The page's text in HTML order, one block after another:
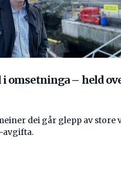
omsetninga – held
dei går glepp av store
avgifta.